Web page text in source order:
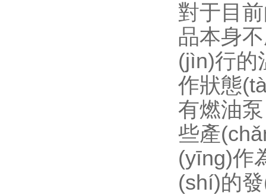
對于目前
品本身不
(jìn)行的
作狀態
有燃油泵
些產
(yīng)作
(shí)的